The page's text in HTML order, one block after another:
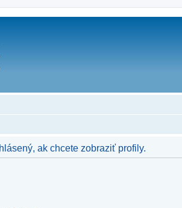
ak chcete zobraziť profily.